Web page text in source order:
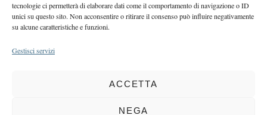
tecnologie ci permetterà di elaborare dati come il comportamento di navigazione o ID
unici su questo sito. Non acconsentire o ritirare il consenso può influire negativamente
su alcune caratteristiche e funzioni.
Gestisci servizi
ACCETTA
NEGA
EDITORIALE PRESIDENTE
Costruire futuro insieme
COPYRIGHT 2025 LA VOCE |PRIVACY
BCC DI BUSTO GAROLFO E BUGUGGIATE